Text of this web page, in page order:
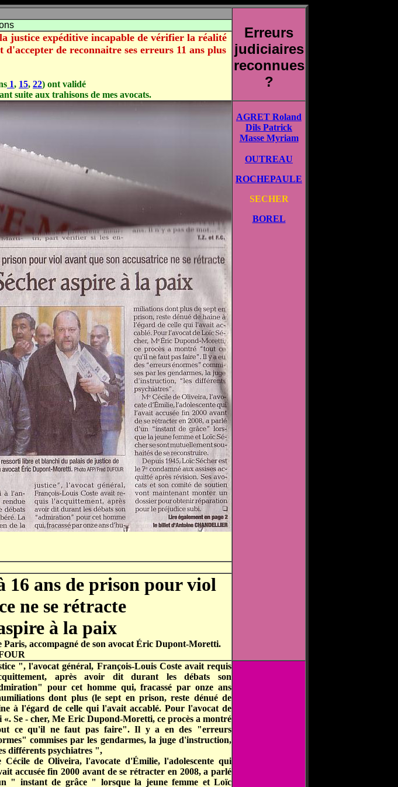
Erreurs
judiciaires
reconnues
?
justice expéditive incapable de vérifier la réalité
de reconnaitre ses erreurs 11 ans plus
1, 15, 22) ont validé
suite aux trahisons de mes avocats.
AGRET Roland
Dils Patrick
Masse Myriam
OUTREAU
ROCHEPAULE
SECHER
BOREL
16 ans de prison pour viol
ne se rétracte
à la paix
accompagné de son avocat Éric Dupont-Moretti.
", l'avocat général, François-Louis Coste avait requis
après avoir dit durant les débats son
pour cet homme qui, fracassé par onze ans
dont plus (le sept en prison, reste dénué de
à l'égard de celle qui l'avait accablé. Pour l'avocat de
«. Se - cher, Me Eric Dupond-Moretti, ce procès a montré
ce qu'il ne faut pas faire". Il y a en des "erreurs
commises par les gendarmes, la juge d'instruction,
différents psychiatres ",
Cécile de Oliveira, l'avocate d'Émilie, l'adolescente qui
accusée fin 2000 avant de se rétracter en 2008, a parlé
" instant de grâce " lorsque la jeune femme et Loïc